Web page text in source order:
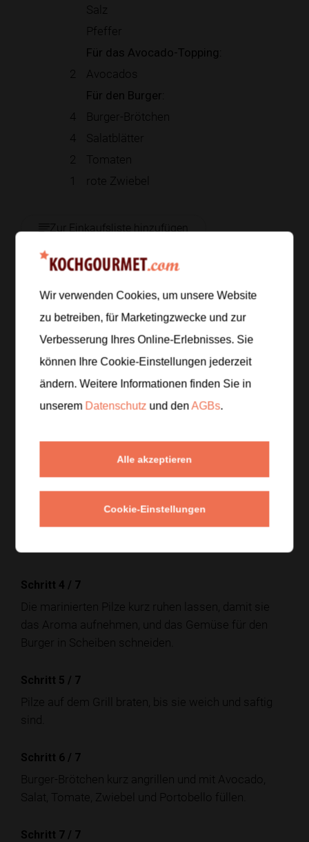
Salz
Pfeffer
Für das Avocado-Topping:
2 Avocados
Für den Burger:
4
Burger-Brötchen
4
Salatblätter
2
Tomaten
1
rote Zwiebel
Zur Einkaufsliste hinzufügen
Zubereitung
Schritt 1/7
Tomaten, Salat und Zwiebel waschen und die
mittlere Hitze vorheizen.
Die Portobello-Pilze putzen und mit Olivenöl,
Balsamico, Senf, Salz und Pfeffer marinieren.
Avocados zerdrücken und mit etwas Salz und
Schritt 4 / 7
Die marinierten Pilze kurz ruhen lassen, damit sie
das Aroma aufnehmen, und das Gemüse für den
Burger in Scheiben schneiden.
Schritt 5 / 7
Pilze auf dem Grill braten, bis sie weich und saftig
sind.
Schritt 6 / 7
Burger-Brötchen kurz angrillen und mit Avocado,
Salat, Tomate, Zwiebel und Portobello füllen.
Schritt 7 / 7
Wir verwenden Cookies, um unsere Website
zu betreiben, für Marketingzwecke und zur
Verbesserung Ihres Online-Erlebnisses. Sie
können Ihre Cookie-Einstellungen jederzeit
ändern. Weitere Informationen finden Sie in
unserem Datenschutz und denAGBs.
Alle akzeptieren
Cookie-Einstellungen